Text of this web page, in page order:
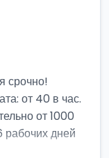
срочно!
от 40 в час.
от 1000
дней